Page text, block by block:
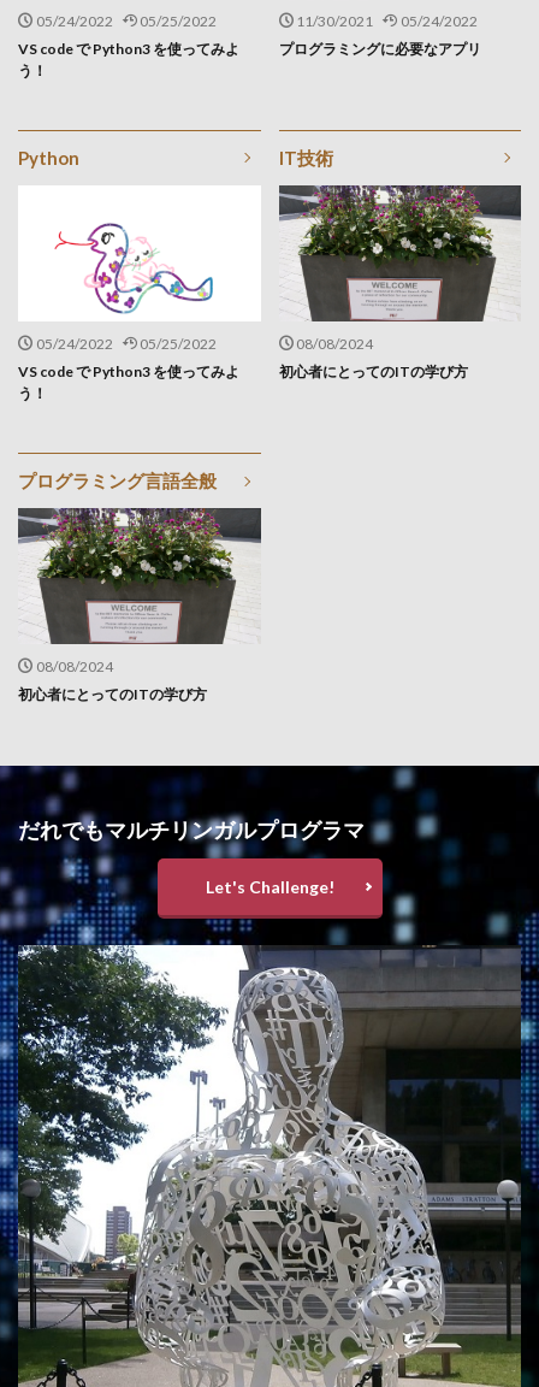
05/24/2022
05/25/2022
VS code で Python3 を使ってみよ
う！
11/30/2021
05/24/2022
プログラミングに必要なアプリ
Python
05/24/2022
05/25/2022
VS code で Python3 を使ってみよ
う！
IT技術
08/08/2024
初心者にとってのITの学び方
プログラミング言語全般
08/08/2024
初心者にとってのITの学び方
だれでもマルチリンガルプログラマ
Let's Challenge!